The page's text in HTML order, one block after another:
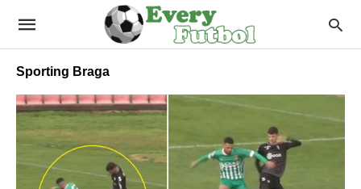
Sporting Braga